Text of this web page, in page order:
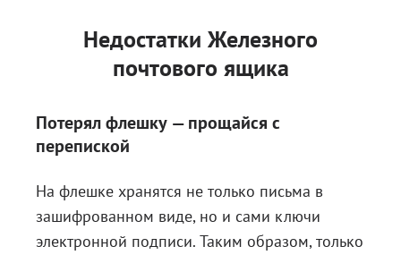
Недостатки Железного
почтового ящика
Потерял флешку — прощайся с
перепиской
На флешке хранятся не только письма в
зашифрованном виде, но и сами ключи
электронной подписи. Таким образом, только